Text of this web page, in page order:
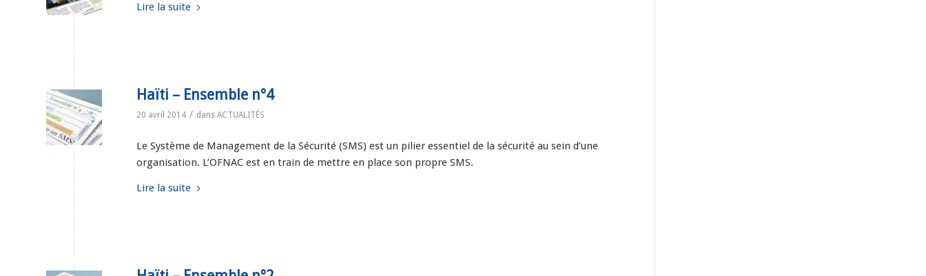
Lire la suite
Haïti – Ensemble n°4
20 avril 2014 / dans ACTUALITÉS
Le Système de Management de la Sécurité (SMS) est un pilier essentiel de la sécurité au sein d’une
organisation. L’OFNAC est en train de mettre en place son propre SMS.
Lire la suite